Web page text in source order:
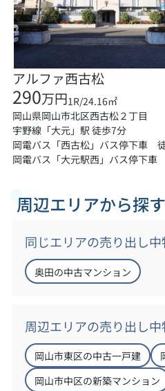
アルファ西古松
290万円1R/24.16㎡
岡山県岡山市北区西古松２丁目
宇野線「大元」駅 徒歩7分
岡電バス「西古松」バス停下車
岡電バス「大元駅西」バス停下
周辺エリアから探す
同じエリアの売り出し
奥田の中古マンション
周辺エリアの売り出し
岡山市東区の中古一戸建
岡山市中区の新築マンション